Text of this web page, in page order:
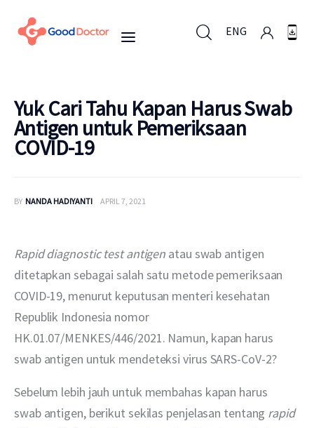
ENG
Untuk Bisnis
Berita
Layanan
Yuk Cari Tahu Kapan Harus Swab
Antigen untuk Pemeriksaan
COVID-19
BY NANDA HADIYANTI APRIL 7, 2021
Rapid diagnostic test antigen atau swab antigen
ditetapkan sebagai salah satu metode pemeriksaan
COVID-19, menurut keputusan menteri kesehatan
Republik Indonesia nomor
HK.01.07/MENKES/446/2021. Namun, kapan harus
swab antigen untuk mendeteksi virus SARS-CoV-2?
Sebelum lebih jauh untuk membahas kapan harus
swab antigen, berikut sekilas penjelasan tentang rapid